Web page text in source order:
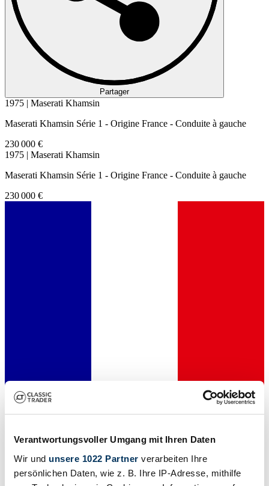
Verantwortungsvoller Umgang mit Ihren Daten
Wir und unsere 1022 Partner verarbeiten Ihre
persönlichen Daten, wie z. B. Ihre IP-Adresse, mithilfe
Partager
1975 | Maserati Khamsin
Maserati Khamsin Série 1 - Origine France - Conduite à gauche
230 000 €
1975 | Maserati Khamsin
Maserati Khamsin Série 1 - Origine France - Conduite à gauche
230 000 €
Commerçant